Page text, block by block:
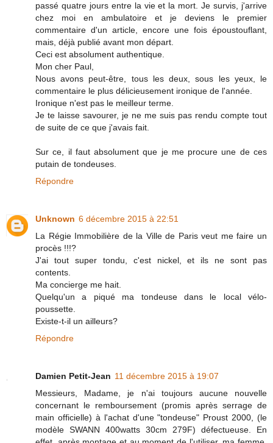
passé quatre jours entre la vie et la mort. Je survis, j'arrive
chez moi en ambulatoire et je deviens le premier
commentaire d'un article, encore une fois époustouflant,
mais, déjà publié avant mon départ.
Ceci est absolument authentique.
Mon cher Paul,
Nous avons peut-être, tous les deux, sous les yeux, le
commentaire le plus délicieusement ironique de l'année.
Ironique n'est pas le meilleur terme.
Je te laisse savourer, je ne me suis pas rendu compte tout
de suite de ce que j'avais fait.
Sur ce, il faut absolument que je me procure une de ces
putain de tondeuses.
Répondre
Unknown 6 décembre 2015 à 22:51
La Régie Immobilière de la Ville de Paris veut me faire un
procès !!!?
J'ai tout super tondu, c'est nickel, et ils ne sont pas
contents.
Ma concierge me hait.
Quelqu'un a piqué ma tondeuse dans le local vélo-
poussette.
Existe-t-il un ailleurs?
Répondre
Damien Petit-Jean 11 décembre 2015 à 19:07
Messieurs, Madame, je n'ai toujours aucune nouvelle
concernant le remboursement (promis après serrage de
main officielle) à l'achat d'une "tondeuse" Proust 2000, (le
modèle SWANN 400watts 30cm 279F) défectueuse. En